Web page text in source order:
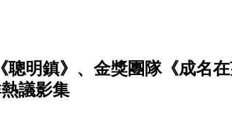
聰明鎮》、金獎團隊《成名
議影集